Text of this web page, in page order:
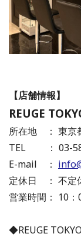
【店舗情報】
REUGE
所在地 ： 東京
TEL ： 03-
E-mail ：
定休日 ： 不定
営業時間： 10
◆REUGE